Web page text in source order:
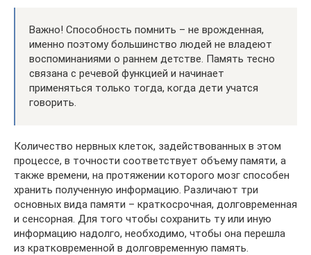
Важно! Способность помнить – не врожденная,
именно поэтому большинство людей не владеют
воспоминаниями о раннем детстве. Память тесно
связана с речевой функцией и начинает
применяться только тогда, когда дети учатся
говорить.
Количество нервных клеток, задействованных в этом
процессе, в точности соответствует объему памяти, а
также времени, на протяжении которого мозг способен
хранить полученную информацию. Различают три
основных вида памяти – краткосрочная, долговременная
и сенсорная. Для того чтобы сохранить ту или иную
информацию надолго, необходимо, чтобы она перешла
из кратковременной в долговременную память.